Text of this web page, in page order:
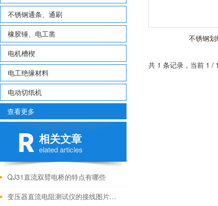
不锈钢通条、通刷
橡胶锤、电工凿
电机槽楔
电工绝缘材料
电动切纸机
查看更多
相关文章
elated articles
QJ31直流双臂电桥的特点有哪些
变压器直流电阻测试仪的接线图片以及使用方法
不锈钢划
共 1 条记录，当前 1